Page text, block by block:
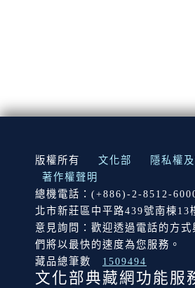
:::
版權所有 文化部
隱私權
著作權聲明
總機電話：(+886)-2-8512-
北市新莊區中平路439號南棟13
意見詢問：歡迎透過電話的方
們將以最快的速度為您服務。
藏品總筆數
1509494
文化部典藏網功能服